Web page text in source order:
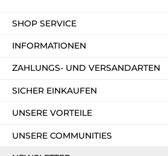
SHOP SERVICE
INFORMATIONEN
ZAHLUNGS- UND VERSANDARTEN
SICHER EINKAUFEN
UNSERE VORTEILE
UNSERE COMMUNITIES